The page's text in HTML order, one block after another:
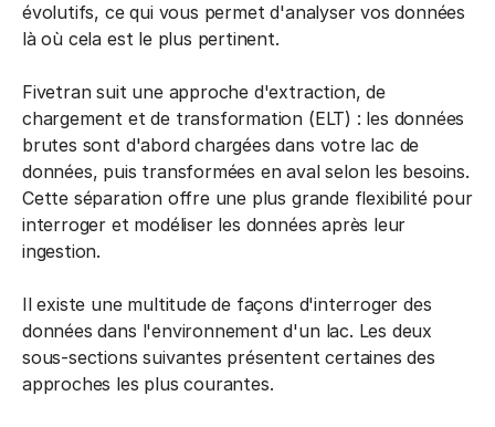
évolutifs, ce qui vous permet d'analyser vos données
là où cela est le plus pertinent.
Fivetran suit une approche d'extraction, de
chargement et de transformation (ELT) : les données
brutes sont d'abord chargées dans votre lac de
données, puis transformées en aval selon les besoins.
Cette séparation offre une plus grande flexibilité pour
interroger et modéliser les données après leur
ingestion.
Il existe une multitude de façons d'interroger des
données dans l'environnement d'un lac. Les deux
sous-sections suivantes présentent certaines des
approches les plus courantes.